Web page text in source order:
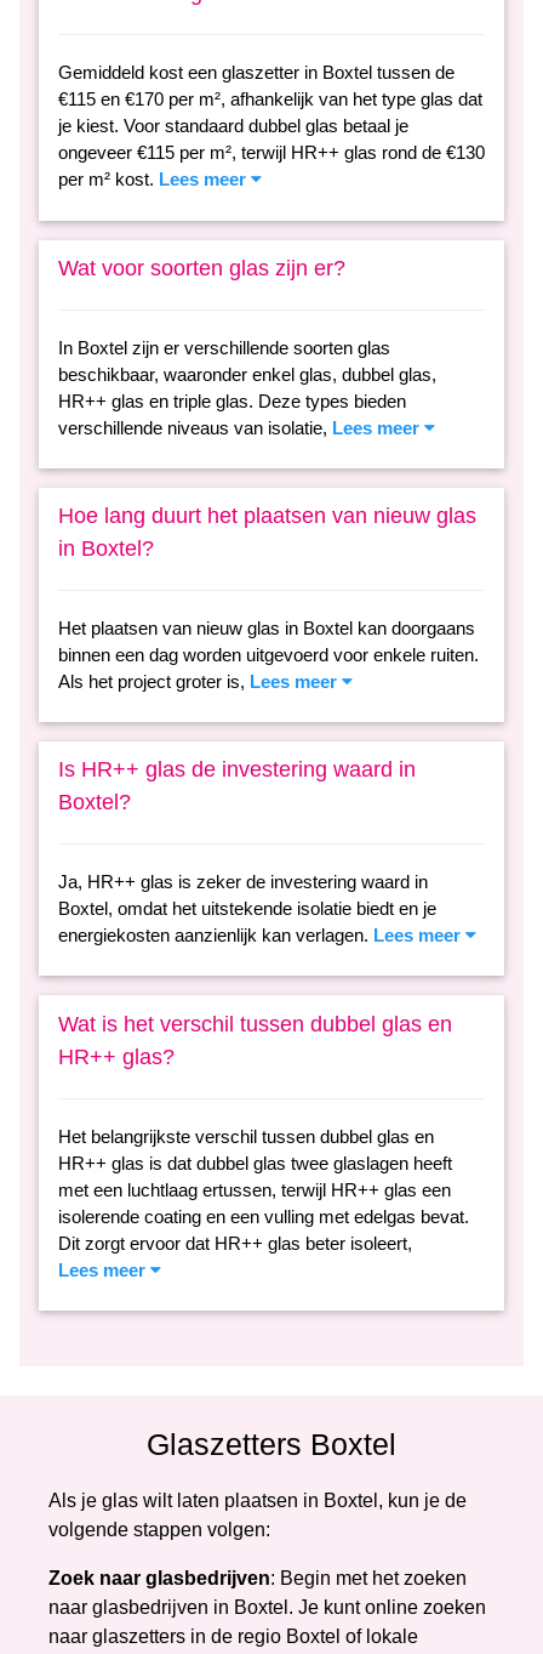
Gemiddeld kost een glaszetter in Boxtel tussen de
€115 en €170 per m², afhankelijk van het type glas dat
je kiest. Voor standaard dubbel glas betaal je
ongeveer €115 per m², terwijl HR++ glas rond de €130
per m² kost. Lees meer
Wat voor soorten glas zijn er?
In Boxtel zijn er verschillende soorten glas
beschikbaar, waaronder enkel glas, dubbel glas,
HR++ glas en triple glas. Deze types bieden
verschillende niveaus van isolatie, Lees meer
Hoe lang duurt het plaatsen van nieuw glas
in Boxtel?
Het plaatsen van nieuw glas in Boxtel kan doorgaans
binnen een dag worden uitgevoerd voor enkele ruiten.
Als het project groter is, Lees meer
Is HR++ glas de investering waard in
Boxtel?
Ja, HR++ glas is zeker de investering waard in
Boxtel, omdat het uitstekende isolatie biedt en je
energiekosten aanzienlijk kan verlagen. Lees meer
Wat is het verschil tussen dubbel glas en
HR++ glas?
Het belangrijkste verschil tussen dubbel glas en
HR++ glas is dat dubbel glas twee glaslagen heeft
met een luchtlaag ertussen, terwijl HR++ glas een
isolerende coating en een vulling met edelgas bevat.
Dit zorgt ervoor dat HR++ glas beter isoleert,
Lees meer
Glaszetters Boxtel
Als je glas wilt laten plaatsen in Boxtel, kun je de
volgende stappen volgen:
Zoek naar glasbedrijven: Begin met het zoeken
naar glasbedrijven in Boxtel. Je kunt online zoeken
naar glaszetters in de regio Boxtel of lokale